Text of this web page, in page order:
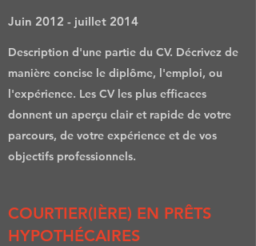
Juin 2012 - juillet 2014
Description d'une partie du CV. Décrivez de
manière concise le diplôme, l'emploi, ou
l'expérience. Les CV les plus efficaces
donnent un aperçu clair et rapide de votre
parcours, de votre expérience et de vos
objectifs professionnels.
COURTIER(IÈRE) EN PRÊTS
HYPOTHÉCAIRES